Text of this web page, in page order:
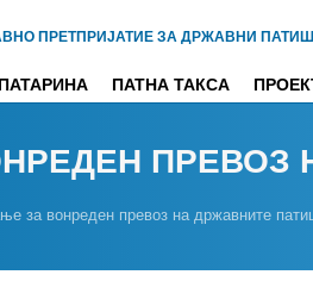
ПРЕТПРИЈАТИЕ ЗА ДРЖАВНИ
ПАТАРИНА ПАТНА ТАКСА
ПРЕВОЗ
за вонреден превоз на државните